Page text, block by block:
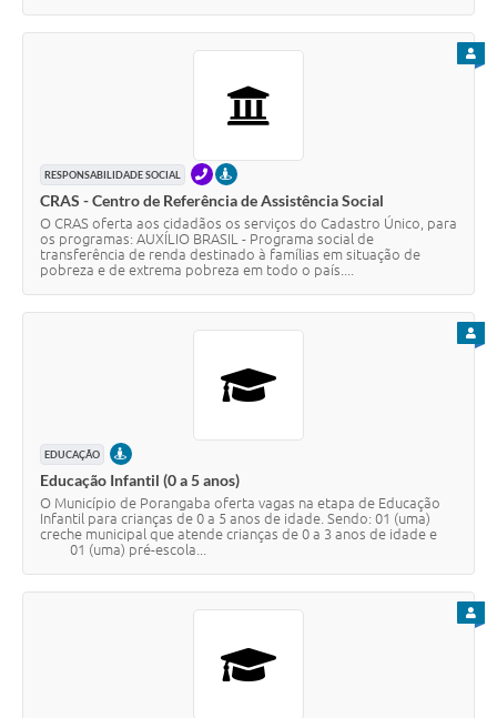
RESPONSABILIDADE SOCIAL TELEFONEPRESENCIAL
CRAS - Centro de Referência de Assistência Social
O CRAS oferta aos cidadãos os serviços do Cadastro Único, para
os programas: AUXÍLIO BRASIL - Programa social de
transferência de renda destinado à famílias em situação de
pobreza e de extrema pobreza em todo o país....
EDUCAÇÃO PRESENCIAL
Educação Infantil (0 a 5 anos)
O Município de Porangaba oferta vagas na etapa de Educação
Infantil para crianças de 0 a 5 anos de idade. Sendo: 01 (uma)
creche municipal que atende crianças de 0 a 3 anos de idade e
01 (uma) pré-escola...